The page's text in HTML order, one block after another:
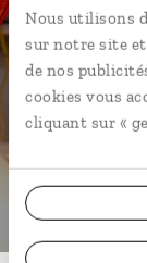
Nous utilisons
sur notre site
de nos
cookies vous
cliquant sur «